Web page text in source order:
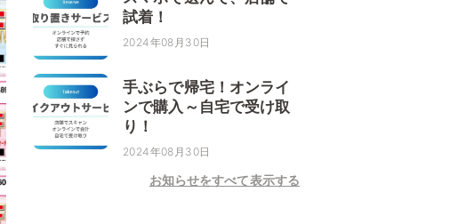
試着！
2024年08月30日
手ぶらで帰宅！オンライ
ンで購入～自宅で受け取
り！
2024年08月30日
お知らせをすべて表示する